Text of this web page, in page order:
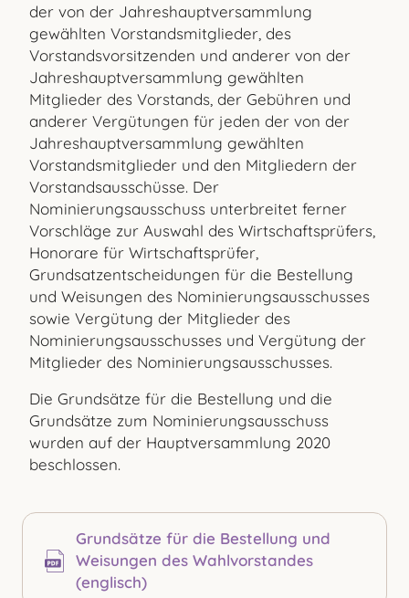
der von der Jahreshauptversammlung
gewählten Vorstandsmitglieder, des
Vorstandsvorsitzenden und anderer von der
Jahreshauptversammlung gewählten
Mitglieder des Vorstands, der Gebühren und
anderer Vergütungen für jeden der von der
Jahreshauptversammlung gewählten
Vorstandsmitglieder und den Mitgliedern der
Vorstandsausschüsse. Der
Nominierungsausschuss unterbreitet ferner
Vorschläge zur Auswahl des Wirtschaftsprüfers,
Honorare für Wirtschaftsprüfer,
Grundsatzentscheidungen für die Bestellung
und Weisungen des Nominierungsausschusses
sowie Vergütung der Mitglieder des
Nominierungsausschusses und Vergütung der
Mitglieder des Nominierungsausschusses.
Die Grundsätze für die Bestellung und die
Grundsätze zum Nominierungsausschuss
wurden auf der Hauptversammlung 2020
beschlossen.
Grundsätze für die Bestellung und
Weisungen des Wahlvorstandes
(englisch)